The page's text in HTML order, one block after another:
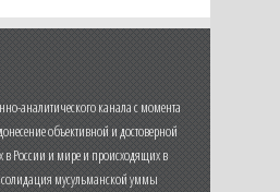
аналитического канала с момента
объективной и достоверной
России и мире и происходящих в
мусульманской уммы